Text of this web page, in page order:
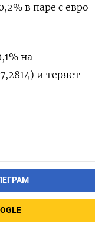
в паре с евро
на
и теряет